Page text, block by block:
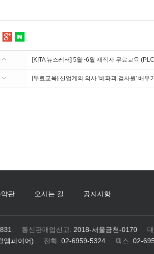
[KITA 뉴스레터] 5월~6월 재직자 무료교육
[무료교육] 산업계의 의사 '비파괴 검사원' 배
관 오시는 길 공지사항
통신판매업신고. 2018-서울금천-0170 대
엠파이어) 전화. 02-6959-5324 팩스. 02-